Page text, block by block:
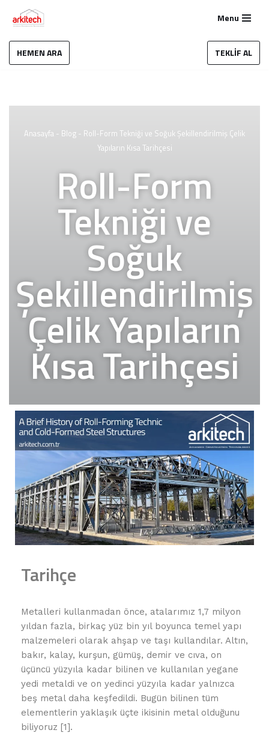
geç
Menu
HEMEN ARA TEKLİF AL
Anasayfa - Blog - Roll-Form Tekniği ve Soğuk Şekillendirilmiş Çelik
Yapıların Kısa Tarihçesi
Roll-Form
Tekniği ve
Soğuk
Şekillendirilmiş
Çelik Yapıların
Kısa Tarihçesi
Tarihçe
Metalleri kullanmadan önce, atalarımız 1,7 milyon
yıldan fazla, birkaç yüz bin yıl boyunca temel yapı
malzemeleri olarak ahşap ve taşı kullandılar. Altın,
bakır, kalay, kurşun, gümüş, demir ve cıva, on
üçüncü yüzyıla kadar bilinen ve kullanılan yegane
yedi metaldi ve on yedinci yüzyıla kadar yalnızca
beş metal daha keşfedildi. Bugün bilinen tüm
elementlerin yaklaşık üçte ikisinin metal olduğunu
biliyoruz [1].